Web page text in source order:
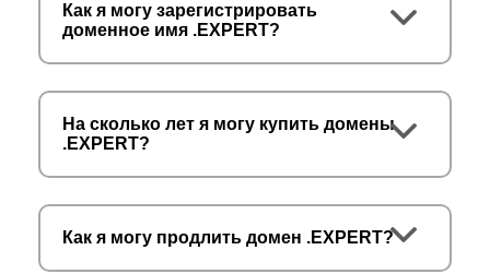
Как я могу зарегистрировать
доменное имя .EXPERT?
На сколько лет я могу купить домены
.EXPERT?
Как я могу продлить домен .EXPERT?